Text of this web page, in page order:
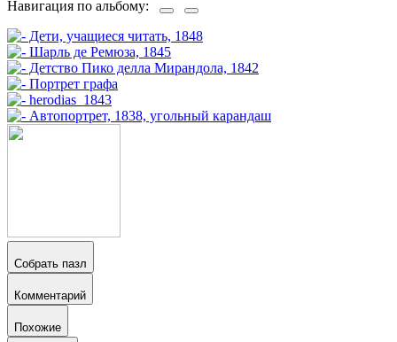
Навигация по альбому:
Собрать пазл
Комментарий
Похожие